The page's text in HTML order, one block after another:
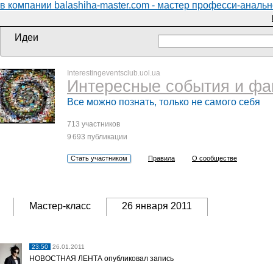
в компании balashiha-master.com - мастер професси-
Идеи
Interestingeventsclub.uol.ua
Интересные события и
Все можно познать, только не самого себя
713 участников
9 693 публикации
Стать участником Правила О сообществе
Мастер-класс 26 января 2011
23:50 26.01.2011
НОВОСТНАЯ ЛЕНТА опубликовал запись